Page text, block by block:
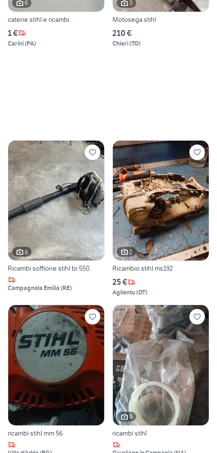
6
catene stihl e ricambi
1 €
Carini(PA)
3
Motosega stihl
210 €
Chieri(TO)
6
Ricambi soffione stihl br 550
Campagnola Emilia (RE)
2
Ricambio stihl ms192
25 €
Aglientu(OT)
ricambi stihl mm 56
6
ricambi stihl